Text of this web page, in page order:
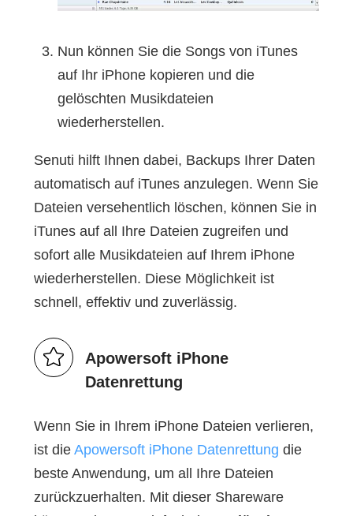
Nun können Sie die Songs von iTunes
auf Ihr iPhone kopieren und die
gelöschten Musikdateien
wiederherstellen.
Senuti hilft Ihnen dabei, Backups Ihrer Daten
automatisch auf iTunes anzulegen. Wenn Sie
Dateien versehentlich löschen, können Sie in
iTunes auf all Ihre Dateien zugreifen und
sofort alle Musikdateien auf Ihrem iPhone
wiederherstellen. Diese Möglichkeit ist
schnell, effektiv und zuverlässig.
Apowersoft iPhone
Datenrettung
Wenn Sie in Ihrem iPhone Dateien verlieren,
ist die Apowersoft iPhone Datenrettung die
beste Anwendung, um all Ihre Dateien
zurückzuerhalten. Mit dieser Shareware